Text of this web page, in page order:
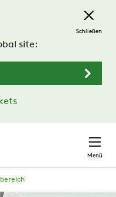
site:
Schließen
Menü